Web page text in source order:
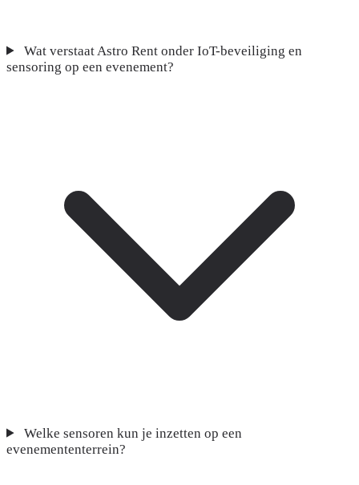
Wat verstaat Astro Rent onder IoT-beveiliging en
sensoring op een evenement?
Welke sensoren kun je inzetten op een
evenemententerrein?